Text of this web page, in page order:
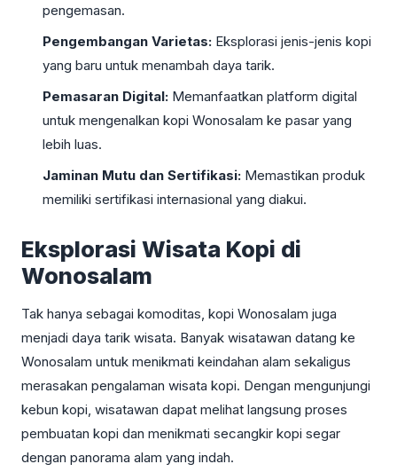
pengemasan.
Pengembangan Varietas: Eksplorasi jenis-jenis kopi
yang baru untuk menambah daya tarik.
Pemasaran Digital: Memanfaatkan platform digital
untuk mengenalkan kopi Wonosalam ke pasar yang
lebih luas.
Jaminan Mutu dan Sertifikasi: Memastikan produk
memiliki sertifikasi internasional yang diakui.
Eksplorasi Wisata Kopi di
Wonosalam
Tak hanya sebagai komoditas, kopi Wonosalam juga
menjadi daya tarik wisata. Banyak wisatawan datang ke
Wonosalam untuk menikmati keindahan alam sekaligus
merasakan pengalaman wisata kopi. Dengan mengunjungi
kebun kopi, wisatawan dapat melihat langsung proses
pembuatan kopi dan menikmati secangkir kopi segar
dengan panorama alam yang indah.